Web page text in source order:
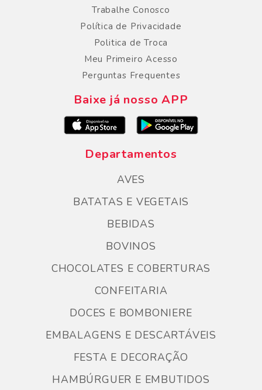
Trabalhe Conosco
Política de Privacidade
Politica de Troca
Meu Primeiro Acesso
Perguntas Frequentes
Baixe já nosso APP
Departamentos
AVES
BATATAS E VEGETAIS
BEBIDAS
BOVINOS
CHOCOLATES E COBERTURAS
CONFEITARIA
DOCES E BOMBONIERE
EMBALAGENS E DESCARTÁVEIS
FESTA E DECORAÇÃO
HAMBÚRGUER E EMBUTIDOS